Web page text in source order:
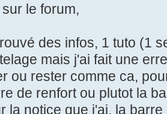
le forum,
des infos, 1 tuto (1
mais j'ai fait une
ou rester comme ca,
de renfort ou plutot la
la notice que j'ai, la